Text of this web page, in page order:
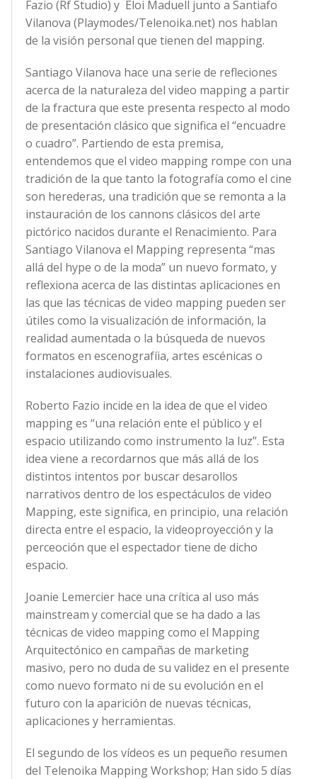
Fazio (Rf Studio) y Eloi Maduell junto a Santiafo
Vilanova (Playmodes/Telenoika.net) nos hablan
de la visión personal que tienen del mapping.
Santiago Vilanova hace una serie de refleciones
acerca de la naturaleza del video mapping a partir
de la fractura que este presenta respecto al modo
de presentación clásico que significa el “encuadre
o cuadro”. Partiendo de esta premisa,
entendemos que el video mapping rompe con una
tradición de la que tanto la fotografía como el cine
son herederas, una tradición que se remonta a la
instauración de los cannons clásicos del arte
pictórico nacidos durante el Renacimiento. Para
Santiago Vilanova el Mapping representa “mas
allá del hype o de la moda” un nuevo formato, y
reflexiona acerca de las distintas aplicaciones en
las que las técnicas de video mapping pueden ser
útiles como la visualización de información, la
realidad aumentada o la búsqueda de nuevos
formatos en escenografíia, artes escénicas o
instalaciones audiovisuales.
Roberto Fazio incide en la idea de que el video
mapping es “una relación ente el público y el
espacio utilizando como instrumento la luz”. Esta
idea viene a recordarnos que más allá de los
distintos intentos por buscar desarollos
narrativos dentro de los espectáculos de video
Mapping, este significa, en principio, una relación
directa entre el espacio, la videoproyección y la
perceoción que el espectador tiene de dicho
espacio.
Joanie Lemercier hace una crítica al uso más
mainstream y comercial que se ha dado a las
técnicas de video mapping como el Mapping
Arquitectónico en campañas de marketing
masivo, pero no duda de su validez en el presente
como nuevo formato ni de su evolución en el
futuro con la aparición de nuevas técnicas,
aplicaciones y herramientas.
El segundo de los vídeos es un pequeño resumen
del Telenoika Mapping Workshop; Han sido 5 días